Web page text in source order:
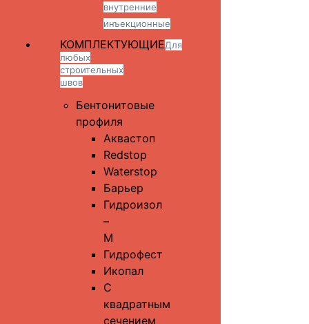
внутренние
инъекционные
КОМПЛЕКТУЮЩИЕДля
любых
строительных
швов
Бентонитовые
профиля
Аквастоп
Redstop
Waterstop
Барьер
Гидроизол
–
М
Гидрофест
Икопал
С
квадратным
сечением